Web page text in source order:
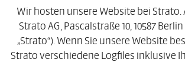
Wir hosten unsere Website bei Strato.
Strato AG, Pascalstraße 10, 10587
„Strato“). Wenn Sie unsere Website
Strato verschiedene Logfiles inklusive